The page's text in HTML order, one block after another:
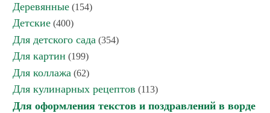
Деревянные (154)
Детские (400)
Для детского сада (354)
Для картин (199)
Для коллажа (62)
Для кулинарных рецептов (113)
Для оформления текстов и поздравлений в ворде